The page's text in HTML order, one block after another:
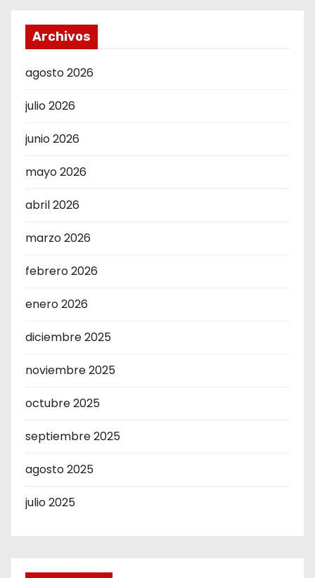
Archivos
agosto 2026
julio 2026
junio 2026
mayo 2026
abril 2026
marzo 2026
febrero 2026
enero 2026
diciembre 2025
noviembre 2025
octubre 2025
septiembre 2025
agosto 2025
julio 2025